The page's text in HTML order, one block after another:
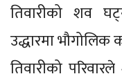
तिवारीको शव
उद्धारमा
तिवारीको